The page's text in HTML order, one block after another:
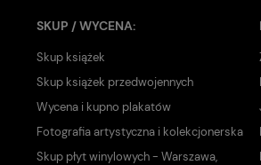
SKUP / WYCENA:
Skup książek
Skup książek przedwojennych
Wycena i kupno plakatów
Fotografia artystyczna i kolekcjonerska
Skup płyt winylowych - Warszawa,